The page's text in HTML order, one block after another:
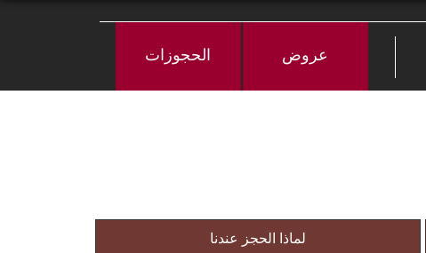
عروض الحجوزات
لماذا الحجز عندنا